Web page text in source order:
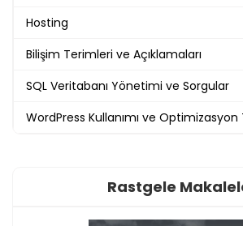
Hosting
Bilişim Terimleri ve Açıklamaları
SQL Veritabanı Yönetimi ve Sorgular
WordPress Kullanımı ve Optimizasyon
Rastgele